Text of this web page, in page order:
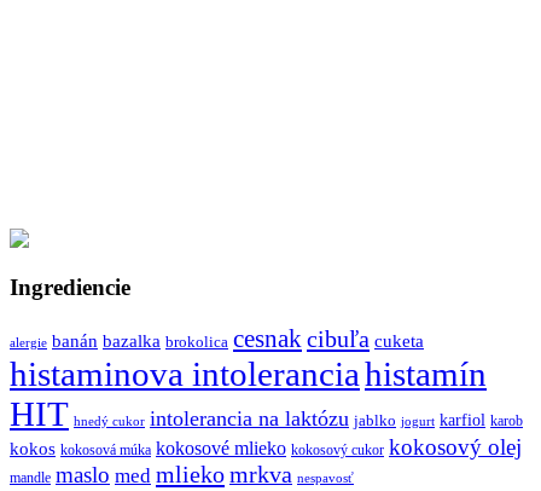
Ingrediencie
alergie banán bazalka brokolica cesnakcibuľa cuketa
histaminova intoleranciahistamín
HIT hnedý cukor intolerancia na laktózu jablko jogurt karfiol karob
kokos kokosová múka kokosové mlieko kokosový cukor kokosový olej
mandle maslo med mliekomrkva nespavosť